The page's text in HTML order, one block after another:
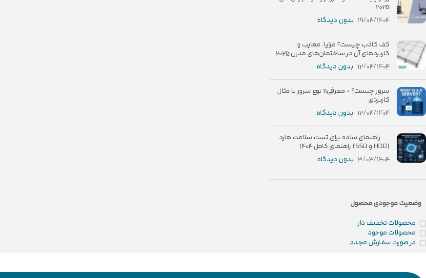
2025
19/04/1404 بدون دیدگاه
کف کاذب چیست؟ مزایا، معایب و
کاربردهای آن در ساختمان‌های مدرن 2025
12/04/1404 بدون دیدگاه
سرور چیست؟ + معرفی11 نوع سرور با مثال
کاربردی
12/04/1404 بدون دیدگاه
راهنمای ساده برای تست سلامت هارد
(HDD و SSD) راهنمای کامل 1404
3/03/1404 بدون دیدگاه
وضعیت موجودی محصول
محصولات تخفیف دار
محصولات موجود
در صورت سفارش مجدد